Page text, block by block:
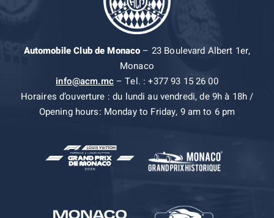
Automobile Club de Monaco– 23 Boulevard Albert 1er,
Monaco
info@acm.mc– Tel. : +377 93 15 26 00
Horaires d’ouverture : du lundi au vendredi, de 9h à 18h /
Opening hours: Monday to Friday, 9 am to 6 pm